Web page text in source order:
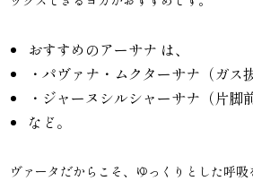
おすすめのアーサナ は、
・パヴァナ・ムクターサナ（ガス
・ジャーヌシルシャーサナ（片脚
など。
ヴァータだからこそ、ゆっくりとした呼吸